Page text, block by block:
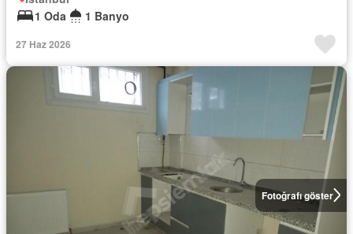
1 Oda
1 Banyo
27 Haz 2026
Fotoğrafı göster